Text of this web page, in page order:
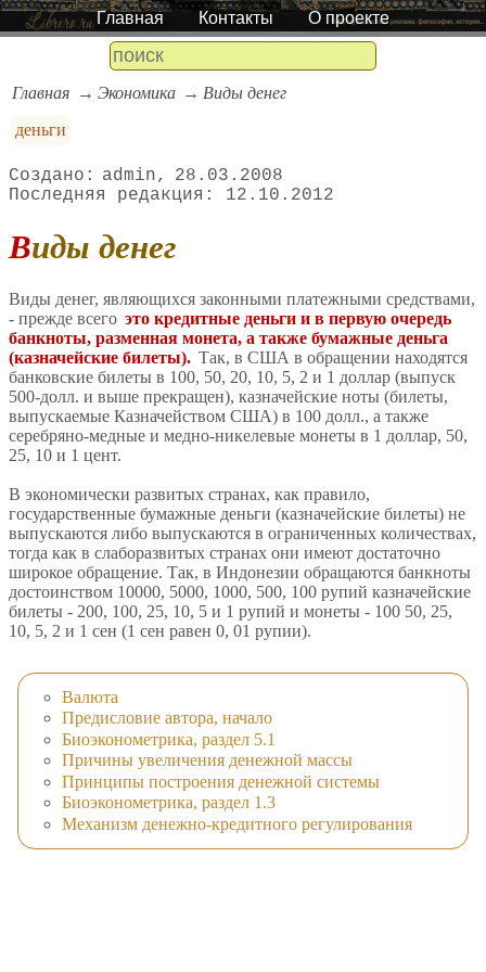
Главная Контакты О проекте
Главная Экономика
Виды денег
деньги
admin
28.03.2008
12.10.2012
Виды денег
Виды денег, являющихся законными платежными средствами,
- прежде всего это кредитные деньги и в первую очередь
банкноты, разменная монета, а также бумажные деньга
(казначейские билеты). Так, в США в обращении находятся
банковские билеты в 100, 50, 20, 10, 5, 2 и 1 доллар (выпуск
500-долл. и выше прекращен), казначейские ноты (билеты,
выпускаемые Казначейством США) в 100 долл., а также
серебряно-медные и медно-никелевые монеты в 1 доллар, 50,
25, 10 и 1 цент.
В экономически развитых странах, как правило,
государственные бумажные деньги (казначейские билеты) не
выпускаются либо выпускаются в ограниченных количествах,
тогда как в слаборазвитых странах они имеют достаточно
широкое обращение. Так, в Индонезии обращаются банкноты
достоинством 10000, 5000, 1000, 500, 100 рупий казначейские
билеты - 200, 100, 25, 10, 5 и 1 рупий и монеты - 100 50, 25,
10, 5, 2 и 1 сен (1 сен равен 0, 01 рупии).
Валюта
Предисловие автора, начало
Биоэконометрика, раздел 5.1
Причины увеличения денежной массы
Принципы построения денежной системы
Биоэконометрика, раздел 1.3
Механизм денежно-кредитного регулирования